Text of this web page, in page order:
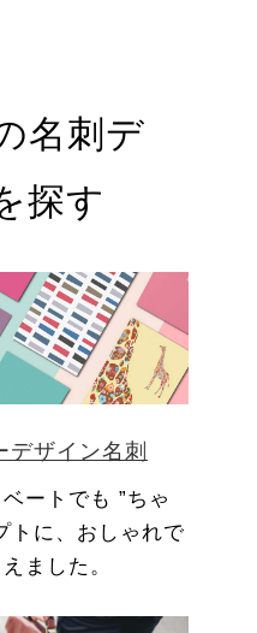
名刺デ
探す
デザイン名刺
ートでも ”ちゃ
トに、おしゃれで
ました。